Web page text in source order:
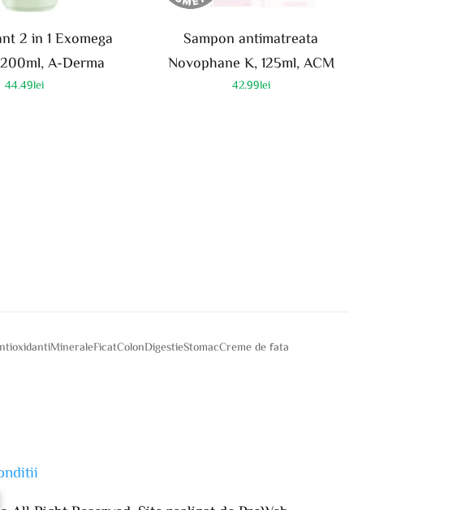
2 in 1 Exomega
A-Derma
44.49lei
Sampon antimatreata
Novophane K, 125ml, ACM
42.99lei
MineraleFicatColonDigestieStomacCreme de fata